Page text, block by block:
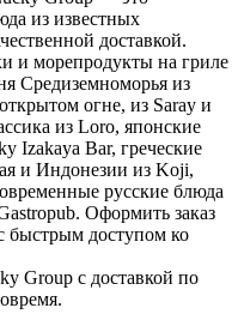
из известных
доставкой.
и морепродукты на гриле
Средиземноморья из
огне, из Saray и
из Loro, японские
Izakaya Bar, греческие
и Индонезии из Koji,
русские блюда
Оформить заказ
быстрым доступом ко
Group с доставкой по